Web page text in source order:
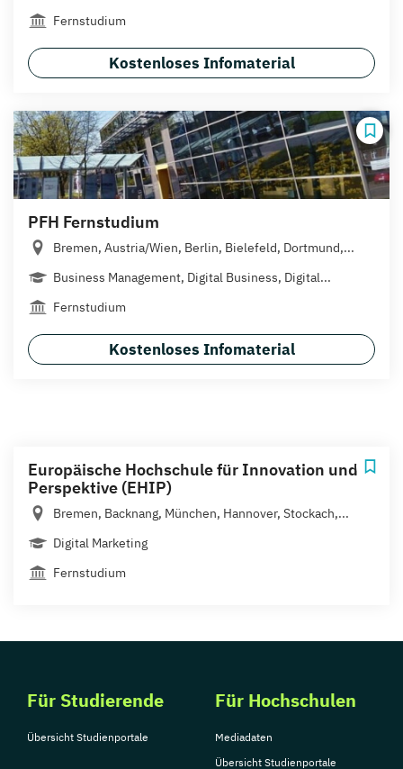
Fernstudium
Kostenloses Infomaterial
PFH Fernstudium
Bremen, Austria/Wien, Berlin, Bielefeld, Dortmund,...
Business Management, Digital Business, Digital...
Fernstudium
Kostenloses Infomaterial
Europäische Hochschule für Innovation und
Perspektive (EHIP)
Bremen, Backnang, München, Hannover, Stockach,...
Digital Marketing
Fernstudium
Für Studierende
Übersicht Studienportale
Für Hochschulen
Mediadaten
Übersicht Studienportale